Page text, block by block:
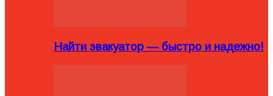
Найти эвакуатор — быстро и надежно!